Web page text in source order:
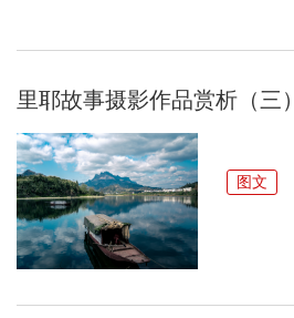
里耶故事摄影作品赏析（三）
图文